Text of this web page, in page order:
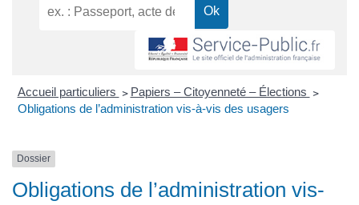
Accueil particuliers > Papiers – Citoyenneté – Élections >
Obligations de l’administration vis-à-vis des usagers
Dossier
Obligations de l’administration vis-